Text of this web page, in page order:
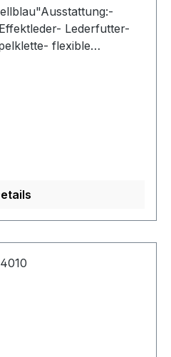
Lederfutter-
flexible